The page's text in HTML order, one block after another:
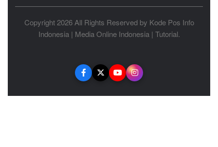
Copyright 2026 All Rights Reserved by Kode Pos Info
Indonesia| Media Online Indonesia| Tutorial.